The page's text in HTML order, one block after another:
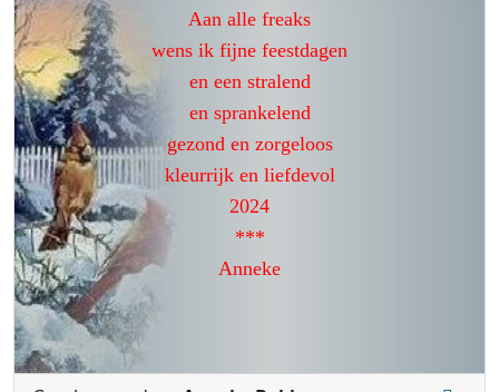
Aan alle freaks
wens ik fijne feestdagen
en een stralend
en sprankelend
gezond en zorgeloos
kleurrijk en liefdevol
2024
***
Anneke